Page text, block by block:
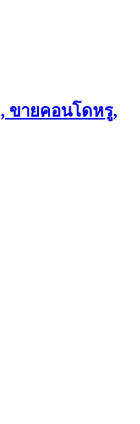
ขายคอนโดหรู,